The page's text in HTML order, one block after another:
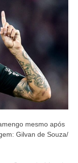
mesmo após
Gilvan de Souza/